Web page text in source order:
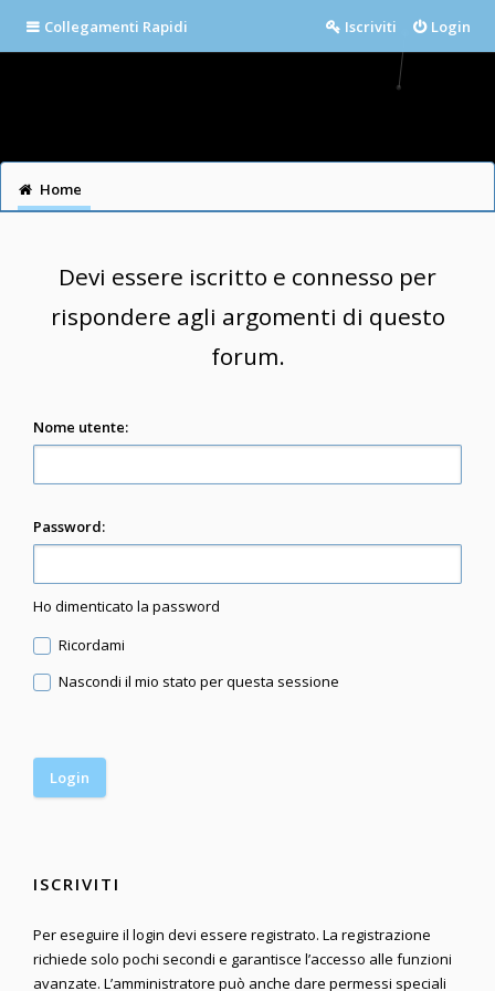
Collegamenti Rapidi Login
Iscriviti
Home
Devi essere iscritto e connesso per
rispondere agli argomenti di questo
forum.
Nome utente:
Password:
Ho dimenticato la password
Ricordami
Nascondi il mio stato per questa sessione
ISCRIVITI
Per eseguire il login devi essere registrato. La registrazione
richiede solo pochi secondi e garantisce l’accesso alle funzioni
avanzate. L’amministratore può anche dare permessi speciali